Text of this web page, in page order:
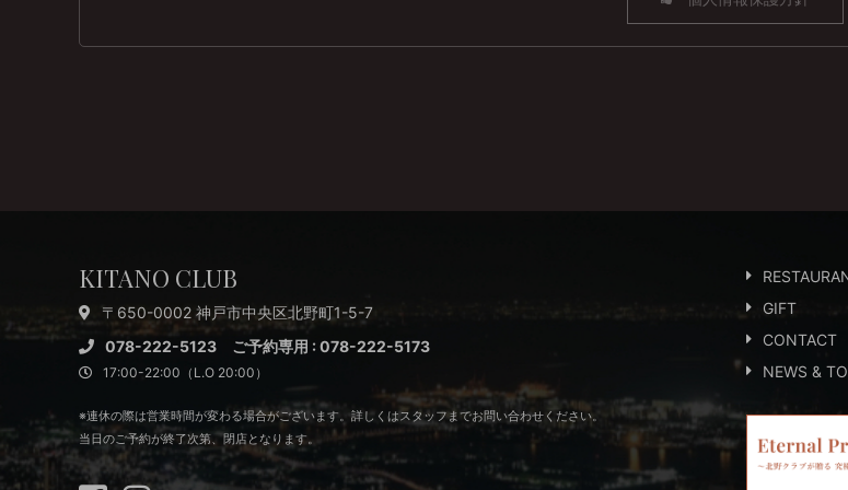
KITANO CLUB
〒650-0002 神戸市中央区北野町1-5-7
078-222-5123 ご予約専用 : 078-222-5173
17:00-22:00（L.O 20:00）
※連休の際は営業時間が変わる場合がございます。 詳しくはスタッフまでお問い合わせください。
当日のご予約が終了次第、閉店となります。
GIFT
CONTACT
NEWS &